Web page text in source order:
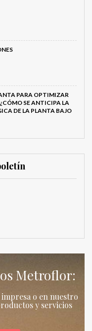
PARA OPTIMIZAR
SE ANTICIPA LA
DE LA PLANTA BAJO
Metroflor:
o en nuestro
y servicios